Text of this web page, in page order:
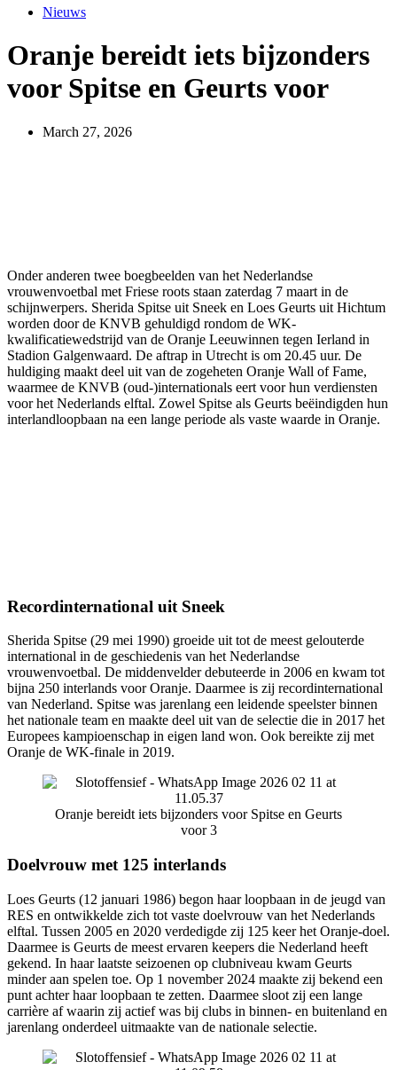
Nieuws
Oranje bereidt iets bijzonders
voor Spitse en Geurts voor
March 27, 2026
Onder anderen twee boegbeelden van het Nederlandse
vrouwenvoetbal met Friese roots staan zaterdag 7 maart in de
schijnwerpers. Sherida Spitse uit Sneek en Loes Geurts uit Hichtum
worden door de KNVB gehuldigd rondom de WK-
kwalificatiewedstrijd van de Oranje Leeuwinnen tegen Ierland in
Stadion Galgenwaard. De aftrap in Utrecht is om 20.45 uur. De
huldiging maakt deel uit van de zogeheten Oranje Wall of Fame,
waarmee de KNVB (oud-)internationals eert voor hun verdiensten
voor het Nederlands elftal. Zowel Spitse als Geurts beëindigden hun
interlandloopbaan na een lange periode als vaste waarde in Oranje.
Recordinternational uit Sneek
Sherida Spitse (29 mei 1990) groeide uit tot de meest gelouterde
international in de geschiedenis van het Nederlandse
vrouwenvoetbal. De middenvelder debuteerde in 2006 en kwam tot
bijna 250 interlands voor Oranje. Daarmee is zij recordinternational
van Nederland. Spitse was jarenlang een leidende speelster binnen
het nationale team en maakte deel uit van de selectie die in 2017 het
Europees kampioenschap in eigen land won. Ook bereikte zij met
Oranje de WK-finale in 2019.
Oranje bereidt iets bijzonders voor Spitse en Geurts
voor 3
Doelvrouw met 125 interlands
Loes Geurts (12 januari 1986) begon haar loopbaan in de jeugd van
RES en ontwikkelde zich tot vaste doelvrouw van het Nederlands
elftal. Tussen 2005 en 2020 verdedigde zij 125 keer het Oranje-doel.
Daarmee is Geurts de meest ervaren keepers die Nederland heeft
gekend. In haar laatste seizoenen op clubniveau kwam Geurts
minder aan spelen toe. Op 1 november 2024 maakte zij bekend een
punt achter haar loopbaan te zetten. Daarmee sloot zij een lange
carrière af waarin zij actief was bij clubs in binnen- en buitenland en
jarenlang onderdeel uitmaakte van de nationale selectie.